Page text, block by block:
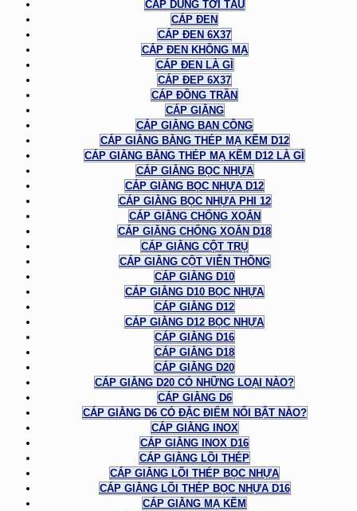
CÁP DÙNG TỜI TÀU
CÁP ĐEN
CÁP ĐEN 6X37
CÁP ĐEN KHÔNG MẠ
CÁP ĐEN LÀ GÌ
CÁP ĐEP 6X37
CÁP ĐỒNG TRẦN
CÁP GIẰNG
CÁP GIẰNG BAN CÔNG
CÁP GIẰNG BẰNG THÉP MẠ KẼM D12
CÁP GIẰNG BẰNG THÉP MẠ KẼM D12 LÀ GÌ
CÁP GIẰNG BỌC NHỰA
CÁP GIẰNG BỌC NHỰA D12
CÁP GIẰNG BỌC NHỰA PHI 12
CÁP GIẰNG CHỐNG XOẮN
CÁP GIẰNG CHỐNG XOẮN D18
CÁP GIẰNG CỘT TRỤ
CÁP GIẰNG CỘT VIỄN THÔNG
CÁP GIẰNG D10
CÁP GIẰNG D10 BỌC NHỰA
CÁP GIẰNG D12
CÁP GIẰNG D12 BỌC NHỰA
CÁP GIẰNG D16
CÁP GIẰNG D18
CÁP GIẰNG D20
CÁP GIẰNG D20 CÓ NHỮNG LOẠI NÀO?
CÁP GIẰNG D6
CÁP GIẰNG D6 CÓ ĐẶC ĐIỂM NỔI BẬT NÀO?
CÁP GIẰNG INOX
CÁP GIẰNG INOX D16
CÁP GIẰNG LÕI THÉP
CÁP GIẰNG LÕI THÉP BỌC NHỰA
CÁP GIẰNG LÕI THÉP BỌC NHỰA D16
CÁP GIẰNG MẠ KẼM